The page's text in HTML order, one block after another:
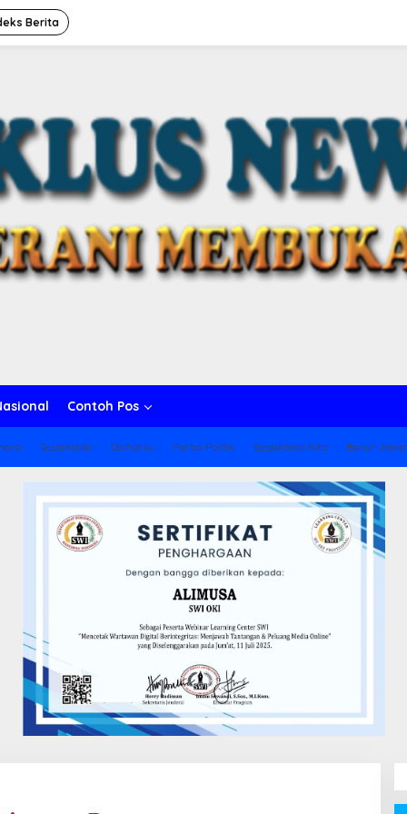
Berita
Contoh Pos
Sepakbola Daihatsu Partai Politik Sepakbola Kita Banjir